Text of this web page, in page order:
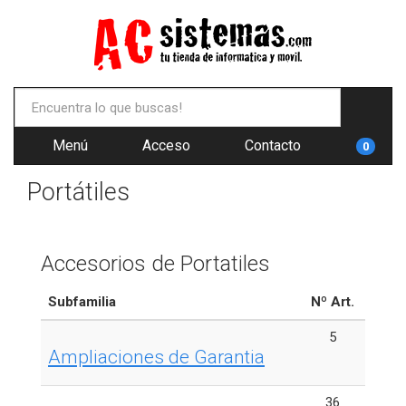
Menú Acceso Contacto 0
Portátiles
Accesorios de Portatiles
Subfamilia Nº Art.
Ampliaciones de Garantia
5
36